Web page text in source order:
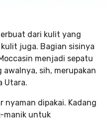
dari kulit yang
juga. Bagian sisinya
menjadi sepatu
sih, merupakan
Utara.
nyaman dipakai. Kadang
manik untuk